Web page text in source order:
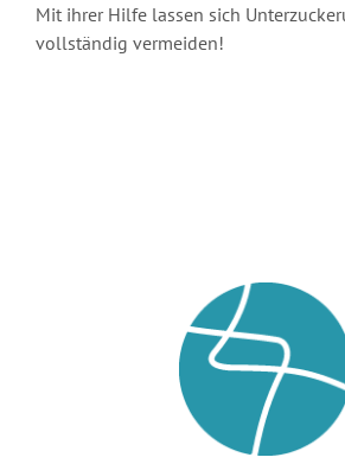
Mit ihrer Hilfe lassen sich
vollständig vermeiden!